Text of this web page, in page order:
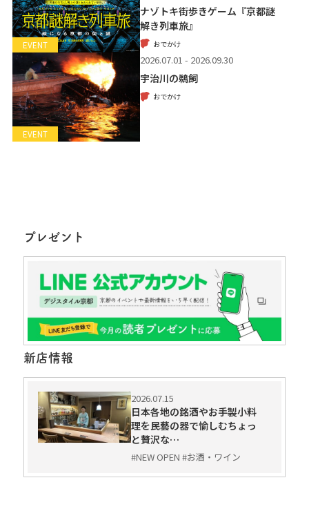
EVENT
ナゾトキ街歩きゲーム『京都謎
解き列車旅』
おでかけ
EVENT
2026.07.01 - 2026.09.30
宇治川の鵜飼
おでかけ
プレゼント
新店情報
2026.07.15
日本各地の銘酒やお手製小料
理を民藝の器で愉しむちょっ
と贅沢な…
#NEW OPEN #お酒・ワイン